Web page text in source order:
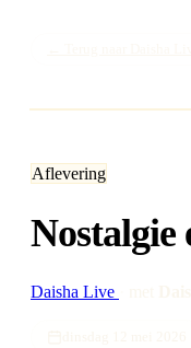
Aflevering
Nostalgie
Daisha Live